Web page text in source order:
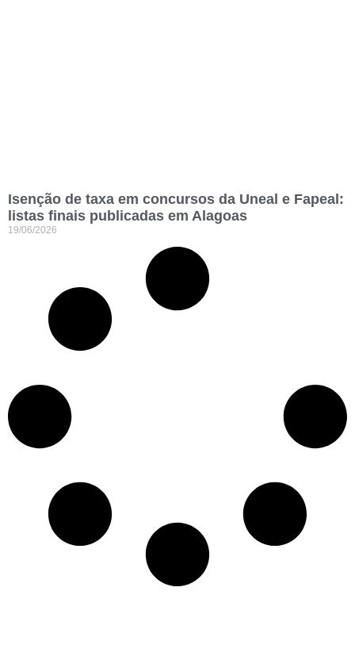
Isenção de taxa em concursos da Uneal e Fapeal:
listas finais publicadas em Alagoas
19/06/2026